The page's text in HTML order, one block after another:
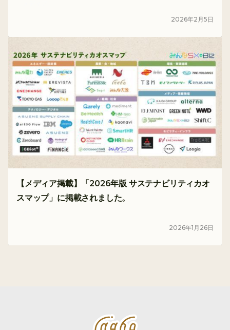
2026年2 月5 日
【メディア掲載】「2026年版 サステナビリティカオ
スマップ」に掲載されました。
2026年1 月 26日